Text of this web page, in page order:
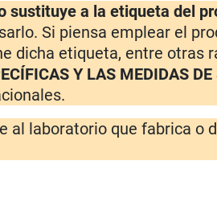
sustituye a la etiqueta del
Si piensa emplear el
dicha etiqueta, entre otras
Y LAS MEDIDAS
al laboratorio que fabrica o